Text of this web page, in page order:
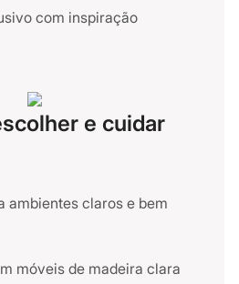
com inspiração
e cuidar
ambientes claros e bem
móveis de madeira clara